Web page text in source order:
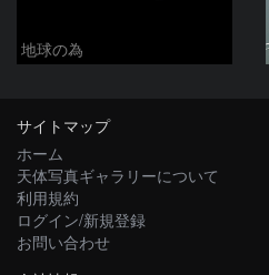
地球の為
サイトマップ
ホーム
天体写真ギャラリーについて
利用規約
ログイン/新規登録
お問い合わせ